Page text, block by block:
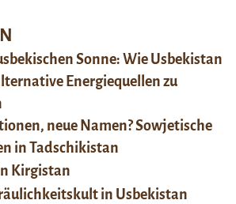
Sonne: Wie Usbekistan
Energiequellen zu
neue Namen? Sowjetische
in Tadschikistan
Kirgistan
in Usbekistan